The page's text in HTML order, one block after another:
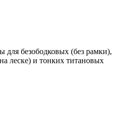
для безободковых (без рамки),
леске) и тонких титановых